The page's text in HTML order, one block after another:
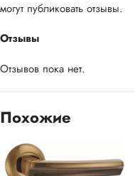
Отзывы
Отзывов пока нет.
могут публиковать отзывы.
Похожие